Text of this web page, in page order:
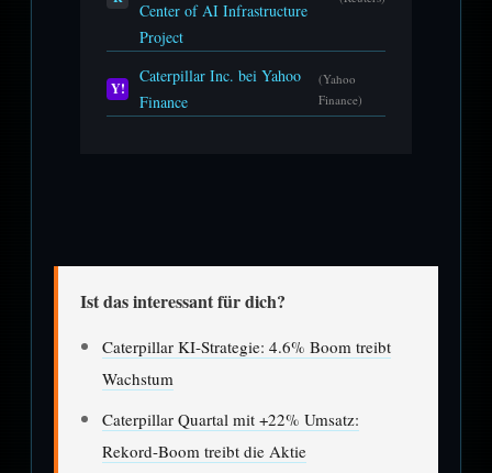
Center of AI Infrastructure
Project
Y!
Caterpillar Inc. bei Yahoo
Finance
(Yahoo
Finance)
Ist das interessant für dich?
Caterpillar KI-Strategie: 4.6% Boom treibt
Wachstum
Caterpillar Quartal mit +22% Umsatz:
Rekord-Boom treibt die Aktie